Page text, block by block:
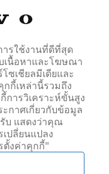
รใช้งานที่ดีที่สุด
เนื้อหาและโฆษณา
ซเชียลมีเดียและ
กกี้เหล่านี้รวมถึง
ารวิเคราะห์ขั้นสูง
กาศเกี่ยวกับข้อมูล
บ แสดงว่าคุณ
ปลี่ยนแปลง
ตั้งค่าคุกกี้"